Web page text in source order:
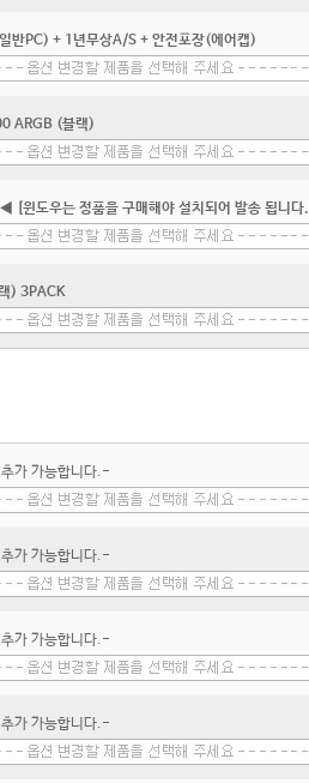
반PC) + 1년무상A/S + 안전포장(에어캡)
ARGB (블랙)
[윈도우는 정품을 구매해야 설치되어 발송 됩니다.]
) 3PACK
가 가능합니다.-
가 가능합니다.-
가 가능합니다.-
가 가능합니다.-